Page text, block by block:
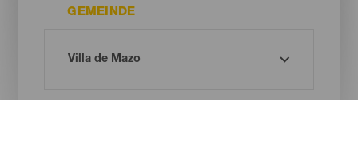
GEMEINDE